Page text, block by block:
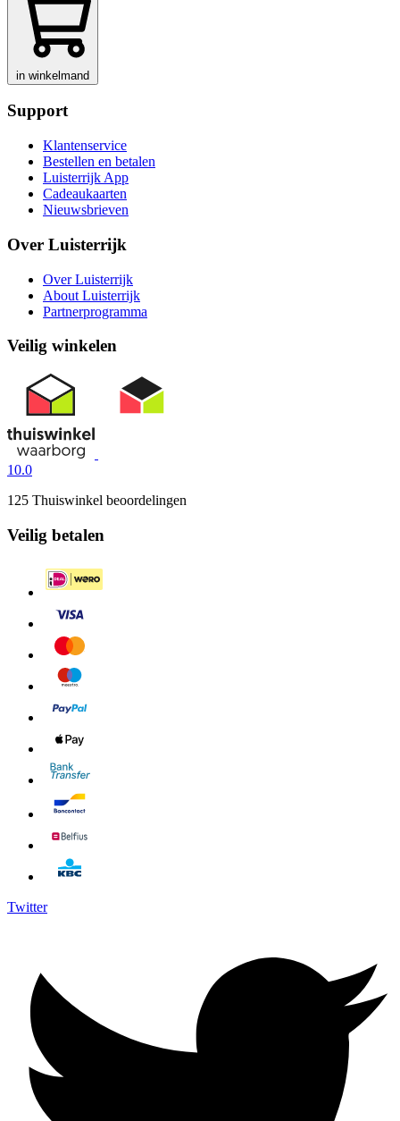
in winkelmand
Support
Klantenservice
Bestellen en betalen
Luisterrijk App
Cadeaukaarten
Nieuwsbrieven
Over Luisterrijk
Over Luisterrijk
About Luisterrijk
Partnerprogramma
Veilig winkelen
10.0
125 Thuiswinkel beoordelingen
Veilig betalen
Twitter